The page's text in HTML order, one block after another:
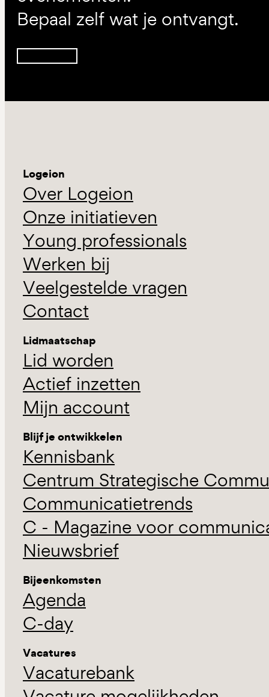
Bepaal zelf wat je ontvangt.
Logeion
Over Logeion
Onze initiatieven
Young professionals
Werken bij
Veelgestelde vragen
Contact
Lidmaatschap
Lid worden
Actief inzetten
Mijn account
Blijf je ontwikkelen
Kennisbank
Centrum Strategische
Communicatietrends
C - Magazine voor
Nieuwsbrief
Bijeenkomsten
Agenda
C-day
Vacatures
Vacaturebank